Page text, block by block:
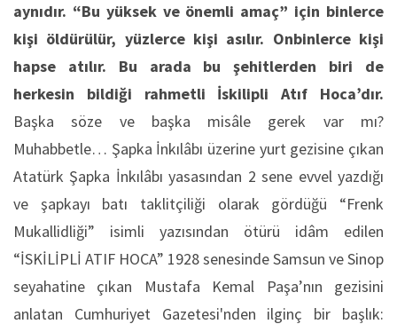
aynıdır. “Bu yüksek ve önemli amaç” için binlerce
kişi öldürülür, yüzlerce kişi asılır. Onbinlerce kişi
hapse atılır. Bu arada bu şehitlerden biri de
herkesin bildiği rahmetli İskilipli Atıf Hoca’dır.
Başka söze ve başka misâle gerek var mı?
Muhabbetle… Şapka İnkılâbı üzerine yurt gezisine çıkan
Atatürk Şapka İnkılâbı yasasından 2 sene evvel yazdığı
ve şapkayı batı taklitçiliği olarak gördüğü “Frenk
Mukallidliği” isimli yazısından ötürü idâm edilen
“İSKİLİPLİ ATIF HOCA” 1928 senesinde Samsun ve Sinop
seyahatine çıkan Mustafa Kemal Paşa’nın gezisini
anlatan Cumhuriyet Gazetesi'nden ilginç bir başlık: